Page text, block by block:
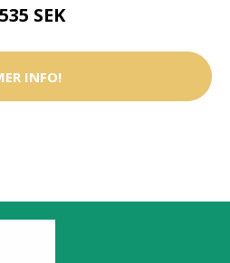
SEK
INFO!